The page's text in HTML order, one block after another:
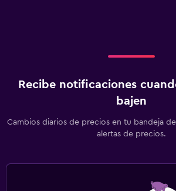
Recibe notificaciones
bajen
Cambios diarios de precios en tu bandeja
alertas de precios.